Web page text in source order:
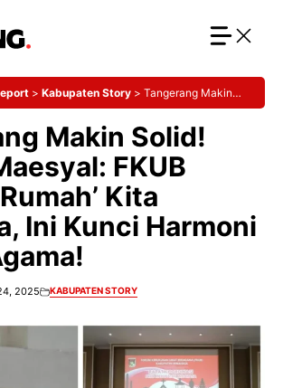
> Kabupaten Story > Tangerang Makin
Makin Solid!
FKUB
Kita
Ini Kunci Harmoni
2025 KABUPATEN STORY